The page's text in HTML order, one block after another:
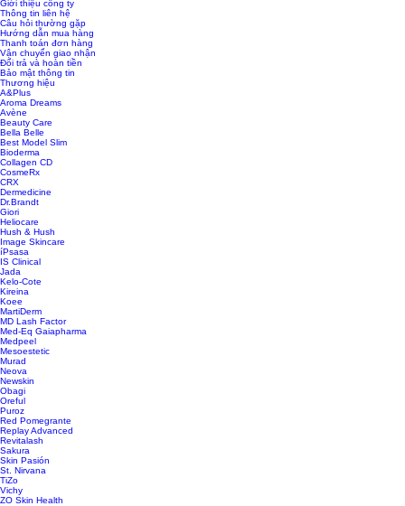
Giới thiệu công ty
Thông tin liên hệ
Câu hỏi thường gặp
Hướng dẫn mua hàng
Thanh toán đơn hàng
Vận chuyển giao nhận
Đổi trả và hoàn tiền
Bảo mật thông tin
Thương hiệu
A&Plus
Aroma Dreams
Avène
Beauty Care
Bella Belle
Best Model Slim
Bioderma
Collagen CD
CosmeRx
CRX
Dermedicine
Dr.Brandt
Giori
Heliocare
Hush & Hush
Image Skincare
íPsasa
IS Clinical
Jada
Kelo-Cote
Kireina
Koee
MartiDerm
MD Lash Factor
Med-Eq Gaiapharma
Medpeel
Mesoestetic
Murad
Neova
Newskin
Obagi
Oreful
Puroz
Red Pomegrante
Replay Advanced
Revitalash
Sakura
Skin Pasión
St. Nirvana
TiZo
Vichy
ZO Skin Health